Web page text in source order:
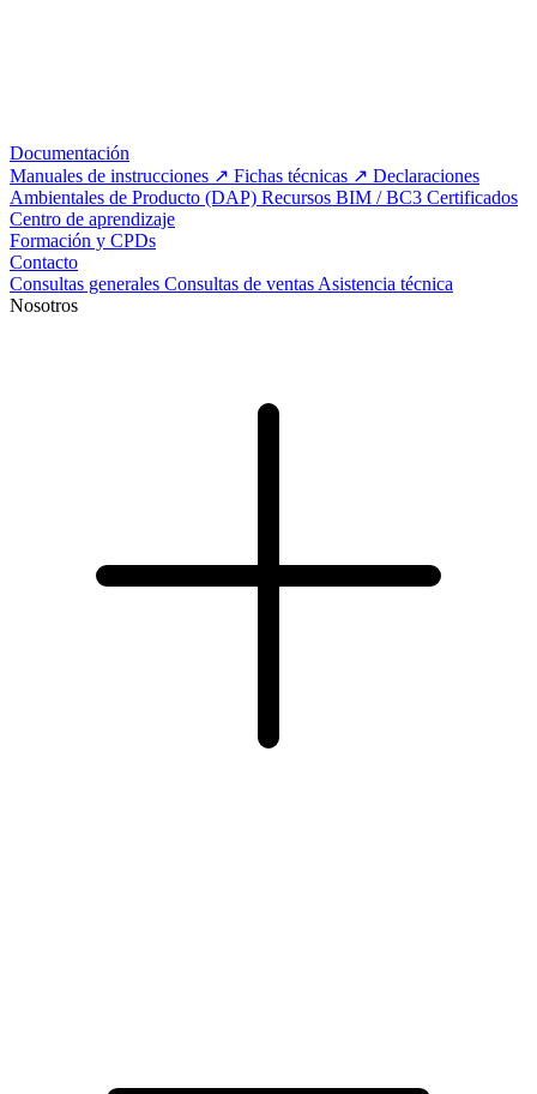
Documentación
Manuales de instrucciones
Fichas técnicas
Declaraciones
Ambientales de Producto (DAP) Recursos BIM / BC3 Certificados
Centro de aprendizaje
Formación y CPDs
Contacto
Consultas generales Consultas de ventas Asistencia técnica
Nosotros